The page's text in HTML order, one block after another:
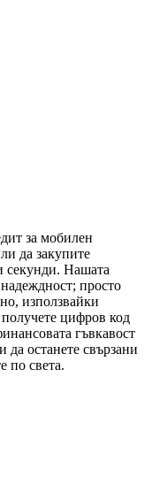
за мобилен
да закупите
секунди. Нашата
просто
използвайки
цифров код
гъвкавост
да останете свързани
по света.